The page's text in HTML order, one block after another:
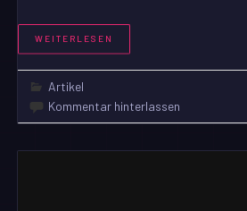
WEITERLESEN
Artikel
Kommentar hinterlassen